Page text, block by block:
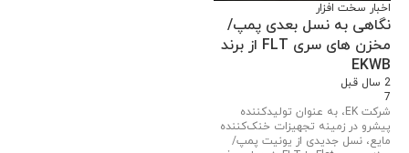
اخبار سخت افزار
نگاهی به نسل بعدی پمپ/
مخزن های سری FLT از برند
EKWB
2 سال قبل
7
شرکت EK، به عنوان تولیدکننده
پیشرو در زمینه تجهیزات خنک‌کننده
مایع، نسل جدیدی از یونیت پمپ/